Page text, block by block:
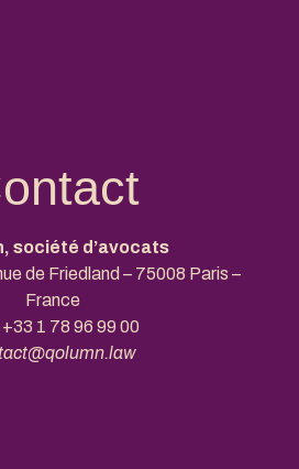
société d’avocats
de Friedland – 75008 Paris –
France
+33 1 78 96 99 00